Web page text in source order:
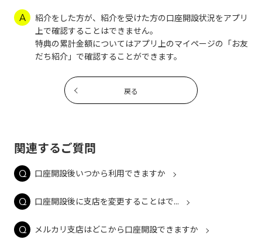
紹介をした方が、紹介を受けた方の口座開設状況をアプリ
上で確認することはできません。
特典の累計金額についてはアプリ上のマイページの「お友
だち紹介」で確認することができます。
戻る
関連するご質問
口座開設後いつから利用できますか
口座開設後に支店を変更することはで...
メルカリ支店はどこから口座開設できますか